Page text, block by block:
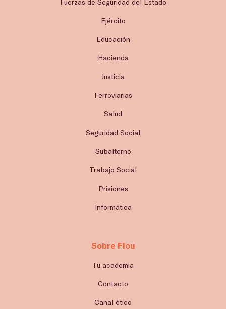
Fuerzas de Seguridad del Estado
Ejército
Educación
Hacienda
Justicia
Ferroviarias
Salud
Seguridad Social
Subalterno
Trabajo Social
Prisiones
Informática
Sobre Flou
Tu academia
Contacto
Canal ético